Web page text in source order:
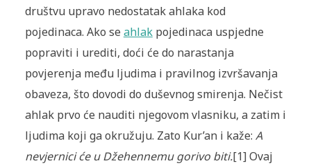
društvu upravo nedostatak ahlaka kod
pojedinaca. Ako se ahlakpojedinaca uspjedne
popraviti i urediti, doći će do narastanja
povjerenja među ljudima i pravilnog izvršavanja
obaveza, što dovodi do duševnog smirenja. Nečist
ahlak prvo će nauditi njegovom vlasniku, a zatim i
ljudima koji ga okružuju. Zato Kur’an i kaže: A
nevjernici će u Džehennemu gorivo biti.[1] Ovaj